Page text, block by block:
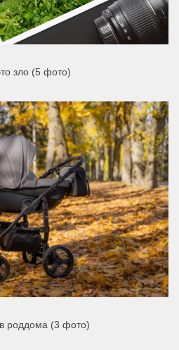
зло (5 фото)
роддома (3 фото)